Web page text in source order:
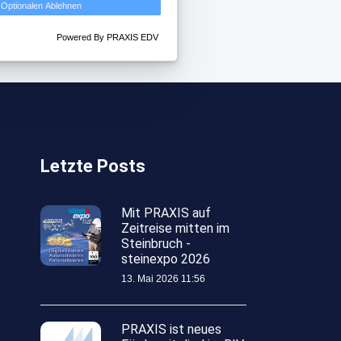
Optionalen Ablehnen
Powered By PRAXIS EDV
Letzte Posts
Mit PRAXIS auf
Zeitreise mitten im
Steinbruch -
steinexpo 2026
13. Mai 2026 11:56
PRAXIS ist neues